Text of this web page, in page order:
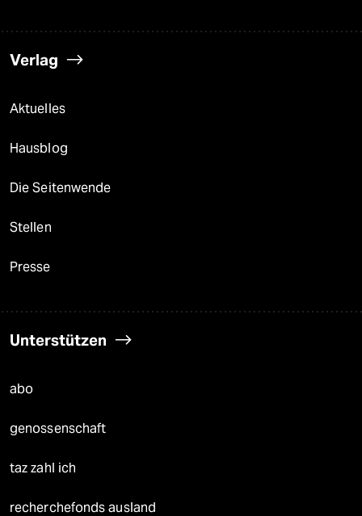
Verlag
Aktuelles
Hausblog
Die Seitenwende
Stellen
Presse
Unterstützen
abo
genossenschaft
taz zahl ich
recherchefonds ausland